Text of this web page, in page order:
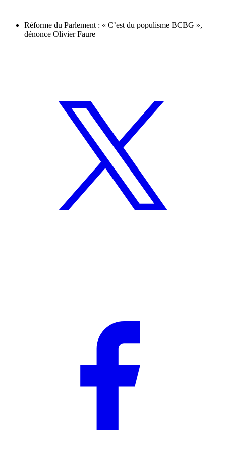
Réforme du Parlement : « C’est du populisme BCBG »,
dénonce Olivier Faure